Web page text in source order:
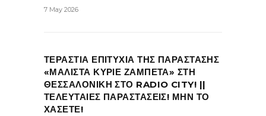
7 May 2026
ΤΕΡΑΣΤΙΑ ΕΠΙΤΥΧΙΑ ΤΗΣ ΠΑΡΑΣΤΑΣΗΣ
«ΜΑΛΙΣΤΑ ΚΥΡΙΕ ΖΑΜΠΕΤΑ» ΣΤΗ
ΘΕΣΣΑΛΟΝΙΚΗ ΣΤΟ RADIO CITY! ||
ΤΕΛΕΥΤΑΙΕΣ ΠΑΡΑΣΤΑΣΕΙΣ! ΜΗΝ ΤΟ
ΧΑΣΕΤΕ!